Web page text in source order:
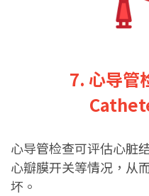
7. 心导管
心导管检查可评估心脏
心瓣膜开关等情况，从
坏。